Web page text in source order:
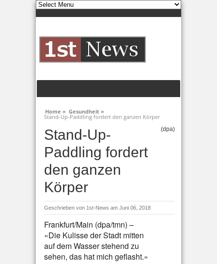
Home » Gesundheit »
Stand-Up-Paddling fordert den ganzen Körper
Stand-Up-
Paddling fordert
den ganzen
Körper
(dpa)
Geschrieben von 1st-News am Juni 06, 2018
Frankfurt/Main (dpa/tmn) –
«Die Kulisse der Stadt mitten
auf dem Wasser stehend zu
sehen, das hat mich geflasht.»